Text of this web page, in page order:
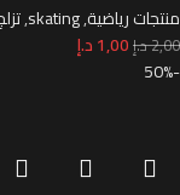
منتجات رياضية,
skating
,
2,00د.إ1,00د.إ
-50%